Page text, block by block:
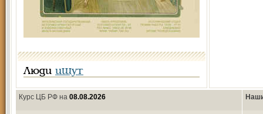
Люди ищут
Курс ЦБ РФ на 08.08.2026